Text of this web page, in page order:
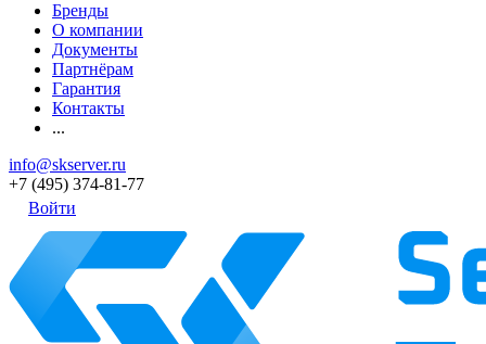
Бренды
О компании
Документы
Партнёрам
Гарантия
Контакты
...
info@skserver.ru
+7 (495) 374-81-77
Войти